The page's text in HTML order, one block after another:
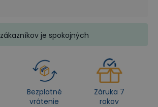
zákazníkov je spokojných
Bezplatné
vrátenie
Záruka 7
rokov